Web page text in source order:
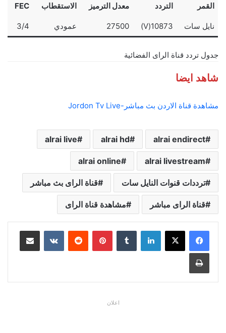
القمر التردد معدل الترميز الاستقطاب FEC
نايل سات 10873(V)
27500 عمودي 3/4
جدول تردد قناة الراى الفضائية
شاهد ايضا
مشاهدة قناة الاردن بث مباشر-Jordon Tv Live
alrai endirect
alrai hd
alrai live
alrai livestream
alrai online
ترددات قنوات النايل سات قناة الراى بث مباشر
قناة الراى مباشر مشاهدة قناة الراى
لينكدإن بينتيريست مشاركة عبر البريد
طباعة
اعلان